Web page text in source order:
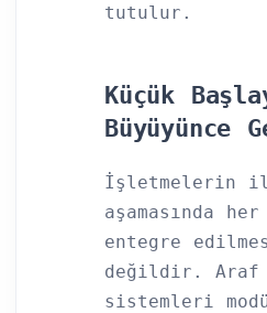
tutulur.
Küçük
Büyüyünce
İşletmelerin
aşamasında
entegre
değildir. Araf
sistemleri